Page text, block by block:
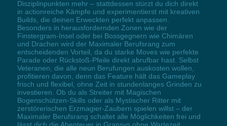
Disziplinpunkten mehr – stattdessen stürzt du dich direkt
in actionreiche Kämpfe und experimentierst mit kreativen
Builds, die deinen Erweckten perfekt anpassen.
Besonders in herausfordernden Zonen wie der
Finstergram-Insel oder bei Bossgegnern wie Chimären
und Drachen wird der Maximaler Berufsrang zum
entscheidenden Vorteil, da du starke Moves wie perfekte
Parade oder Rückstoß-Pfeile direkt abrufbar hast. Selbst
Veteranen, die alle neun Berufungen auskosten wollen,
profitieren davon, denn das Feature hält das Gameplay
frisch und flexibel, ohne Zeit in stundenlanges Grinden zu
investieren. Ob du als Streiter mit Magischen
Bogenschützen-Skills oder als Mystischer Ritter mit
zerstörerischen Erzmagier-Zaubern spielen willst – der
Maximaler Berufsrang schaltet alle Möglichkeiten frei und